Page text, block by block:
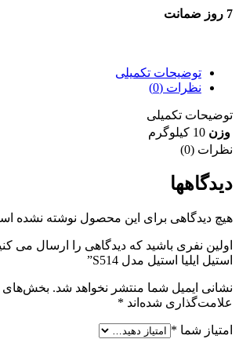
7 روز ضمانت
توضیحات تکمیلی
نظرات (0)
توضیحات تکمیلی
وزن 10 کیلوگرم
نظرات (0)
دیدگاهها
هیچ دیدگاهی برای این محصول نوشته نشده
اولین نفری باشید که دیدگاهی را ارسال می
استیل ایلیا استیل مدل S514”
نشانی ایمیل شما منتشر نخواهد شد. بخش‌های
علامت‌گذاری شده‌اند *
امتیاز شما *